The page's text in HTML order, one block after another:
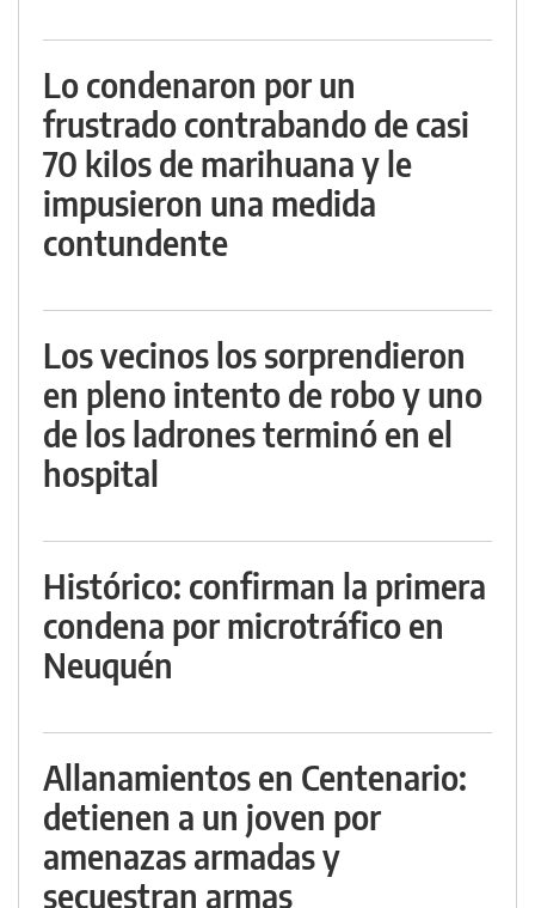
Lo condenaron por un
frustrado contrabando de casi
70 kilos de marihuana y le
impusieron una medida
contundente
Los vecinos los sorprendieron
en pleno intento de robo y uno
de los ladrones terminó en el
hospital
Histórico: confirman la primera
condena por microtráfico en
Neuquén
Allanamientos en Centenario:
detienen a un joven por
amenazas armadas y
secuestran armas